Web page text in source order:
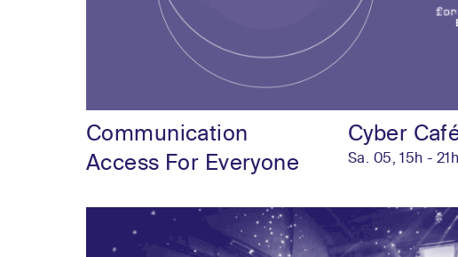
Communication
Access For Everyone
Cyber
Sa. 05, 15h - 21h